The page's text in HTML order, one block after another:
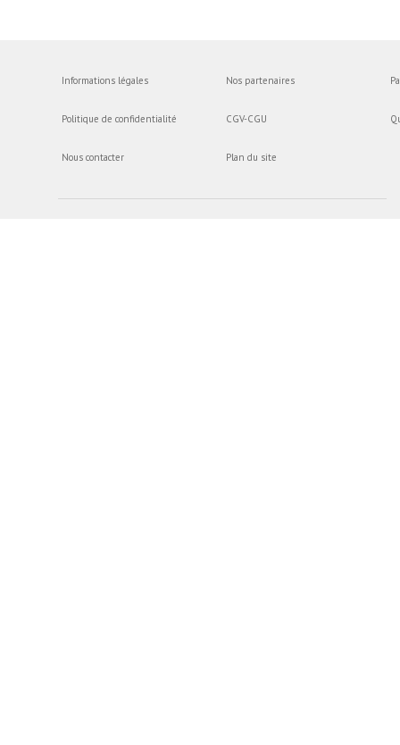
Informations légales
Politique de confidentialité
Nous contacter
Nos partenaires
CGV-CGU
Plan du site